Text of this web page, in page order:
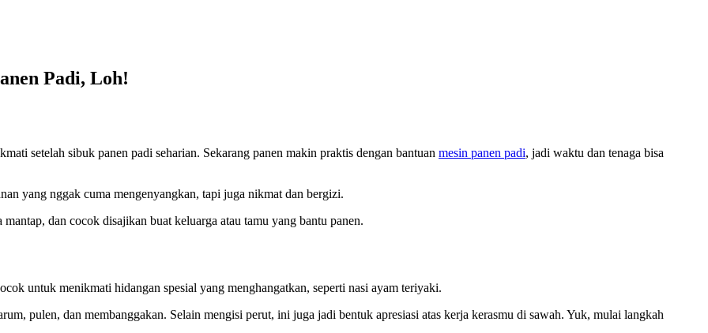
Padi, Loh!
setelah sibuk panen padi seharian. Sekarang panen makin praktis dengan bantuan mesin panen padi, jadi waktu dan tenaga bisa
yang nggak cuma mengenyangkan, tapi juga nikmat dan bergizi.
dan cocok disajikan buat keluarga atau tamu yang bantu panen.
untuk menikmati hidangan spesial yang menghangatkan, seperti nasi ayam teriyaki.
pulen, dan membanggakan. Selain mengisi perut, ini juga jadi bentuk apresiasi atas kerja kerasmu di sawah. Yuk, mulai langkah